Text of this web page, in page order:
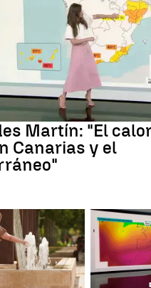
Martín: "El
Canarias y el
Tiempo